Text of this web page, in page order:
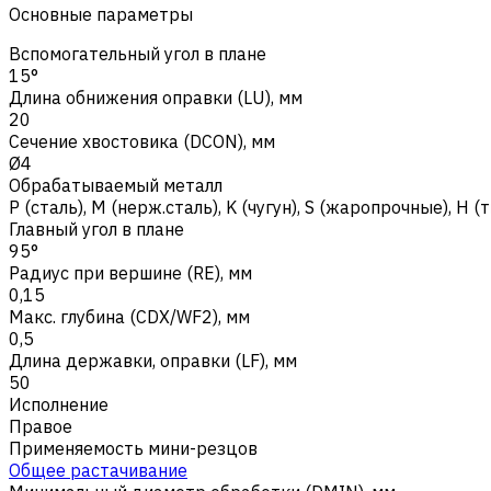
Основные параметры
Вспомогательный угол в плане
15°
Длина обнижения оправки (LU), мм
20
Сечение хвостовика (DCON), мм
Ø4
Обрабатываемый металл
Р (сталь), M (нерж.сталь), K (чугун), S (жаропрочные), H
Главный угол в плане
95°
Радиус при вершине (RE), мм
0,15
Макс. глубина (CDX/WF2), мм
0,5
Длина державки, оправки (LF), мм
50
Исполнение
Правое
Применяемость мини-резцов
Общее растачивание